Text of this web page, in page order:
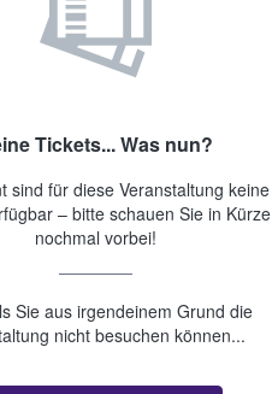
Tickets... Was nun?
sind für diese Veranstaltung keine
– bitte schauen Sie in Kürze
nochmal vorbei!
Sie aus irgendeinem Grund die
nicht besuchen können...